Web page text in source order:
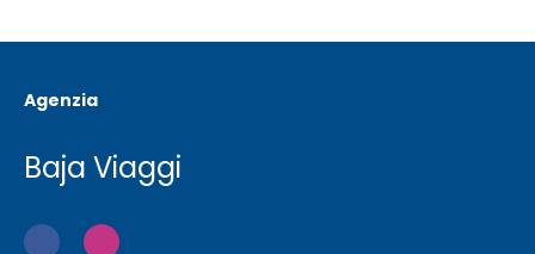
Agenzia
Baja Viaggi